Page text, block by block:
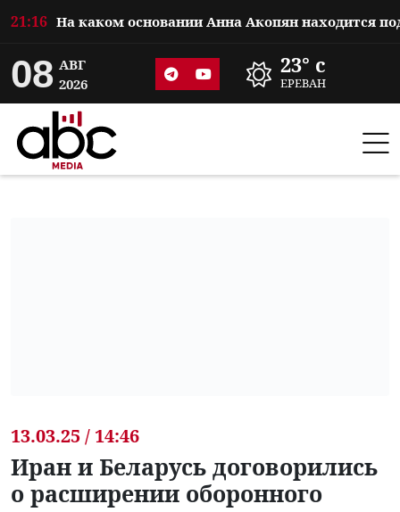
21:16
08 АВГ
2026
23° c
ЕРЕВАН
13.03.25 / 14:46
Иран и Беларусь договорились
о расширении оборонного